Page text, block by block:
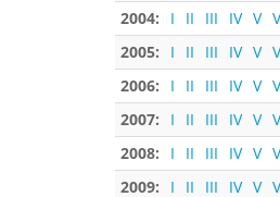
2004:
I II III IV V
2005:
I II III IV V
2006:
I II III IV V
2007:
I II III IV V
2008:
I II III IV V
2009:
I II III IV V